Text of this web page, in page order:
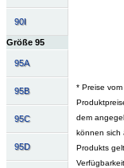
90I
Größe 95
95A
95B
95C
95D
* Preise
dem
können sich
Produkts